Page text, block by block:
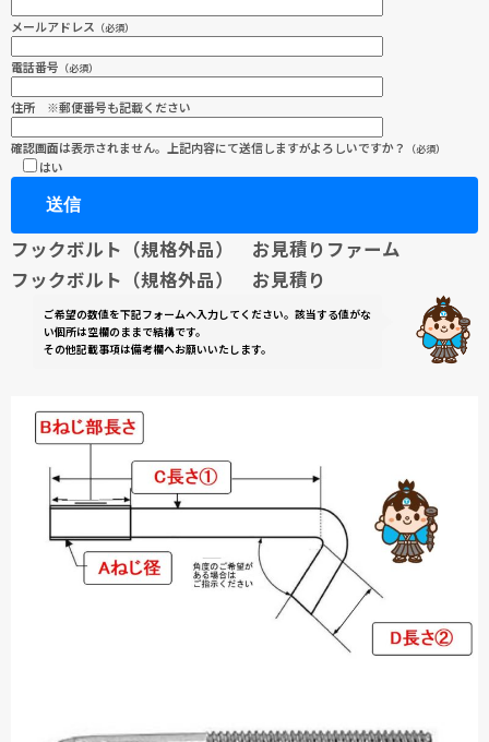
メールアドレス （必須）
電話番号 （必須）
住所 ※郵便番号も記載ください
確認画面は表示されません。上記内容にて送信しますがよろしいですか？ （必須）
はい
フックボルト（規格外品） お見積りファーム
フックボルト（規格外品） お見積り
ご希望の数値を下記フォームへ入力してください。該当する値がな
い個所は空欄のままで結構です。
その他記載事項は備考欄へお願いいたします。